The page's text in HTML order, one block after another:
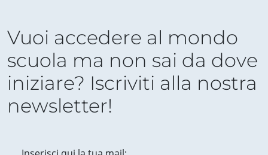
Vuoi accedere al mondo
scuola ma non sai da dove
iniziare? Iscriviti alla nostra
newsletter!